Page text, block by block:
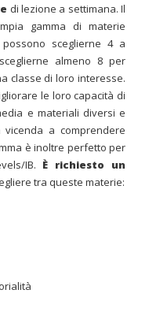
di lezione a settimana. Il
gamma di materie
sceglierne 4 a
almeno 8 per
classe di loro interesse.
le loro capacità di
e materiali diversi e
a comprendere
è inoltre perfetto per
IB. È richiesto un
tra queste materie: